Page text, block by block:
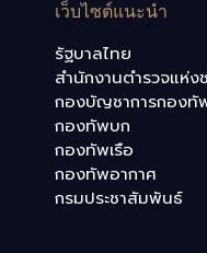
เว็บไซต์แนะนำ
รัฐบาลไทย
สำนักงานตำรวจแห่ง
กองบัญชาการกองทั
กองทัพบก
กองทัพเรือ
กองทัพอากาศ
กรมประชาสัมพันธ์